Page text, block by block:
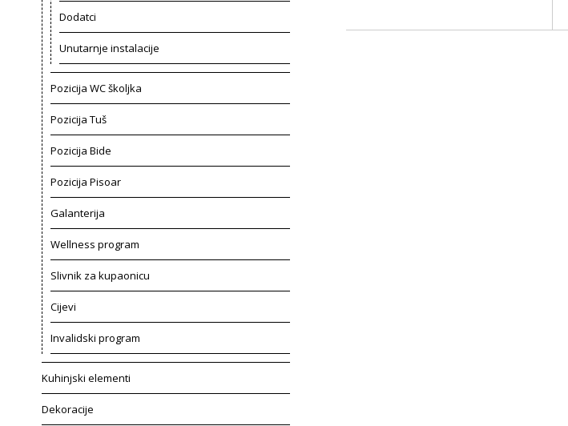
Dodatci
Unutarnje instalacije
Pozicija WC školjka
Pozicija Tuš
Pozicija Bide
Pozicija Pisoar
Galanterija
Wellness program
Slivnik za kupaonicu
Cijevi
Invalidski program
Kuhinjski elementi
Dekoracije